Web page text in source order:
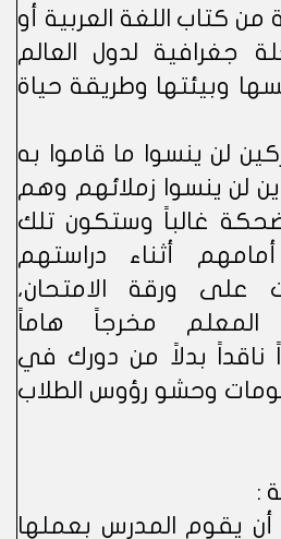
من كتاب اللغة العربية أو
جغرافية لدول العالم
وبيئتها وطريقة حياة
لن ينسوا ما قاموا به
لن ينسوا زملائهم وهم
غالباً وستكون تلك
أثناء دراستهم
على ورقة الامتحان،
مخرجاً هاماً
ناقداً بدلاً من دورك في
وحشو رؤوس الطلاب
يقوم المدرس بعملها